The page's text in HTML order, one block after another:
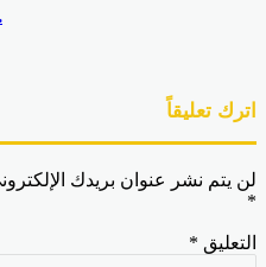
تعليقاً
يتم نشر عنوان بريدك الإلكتروني.
*